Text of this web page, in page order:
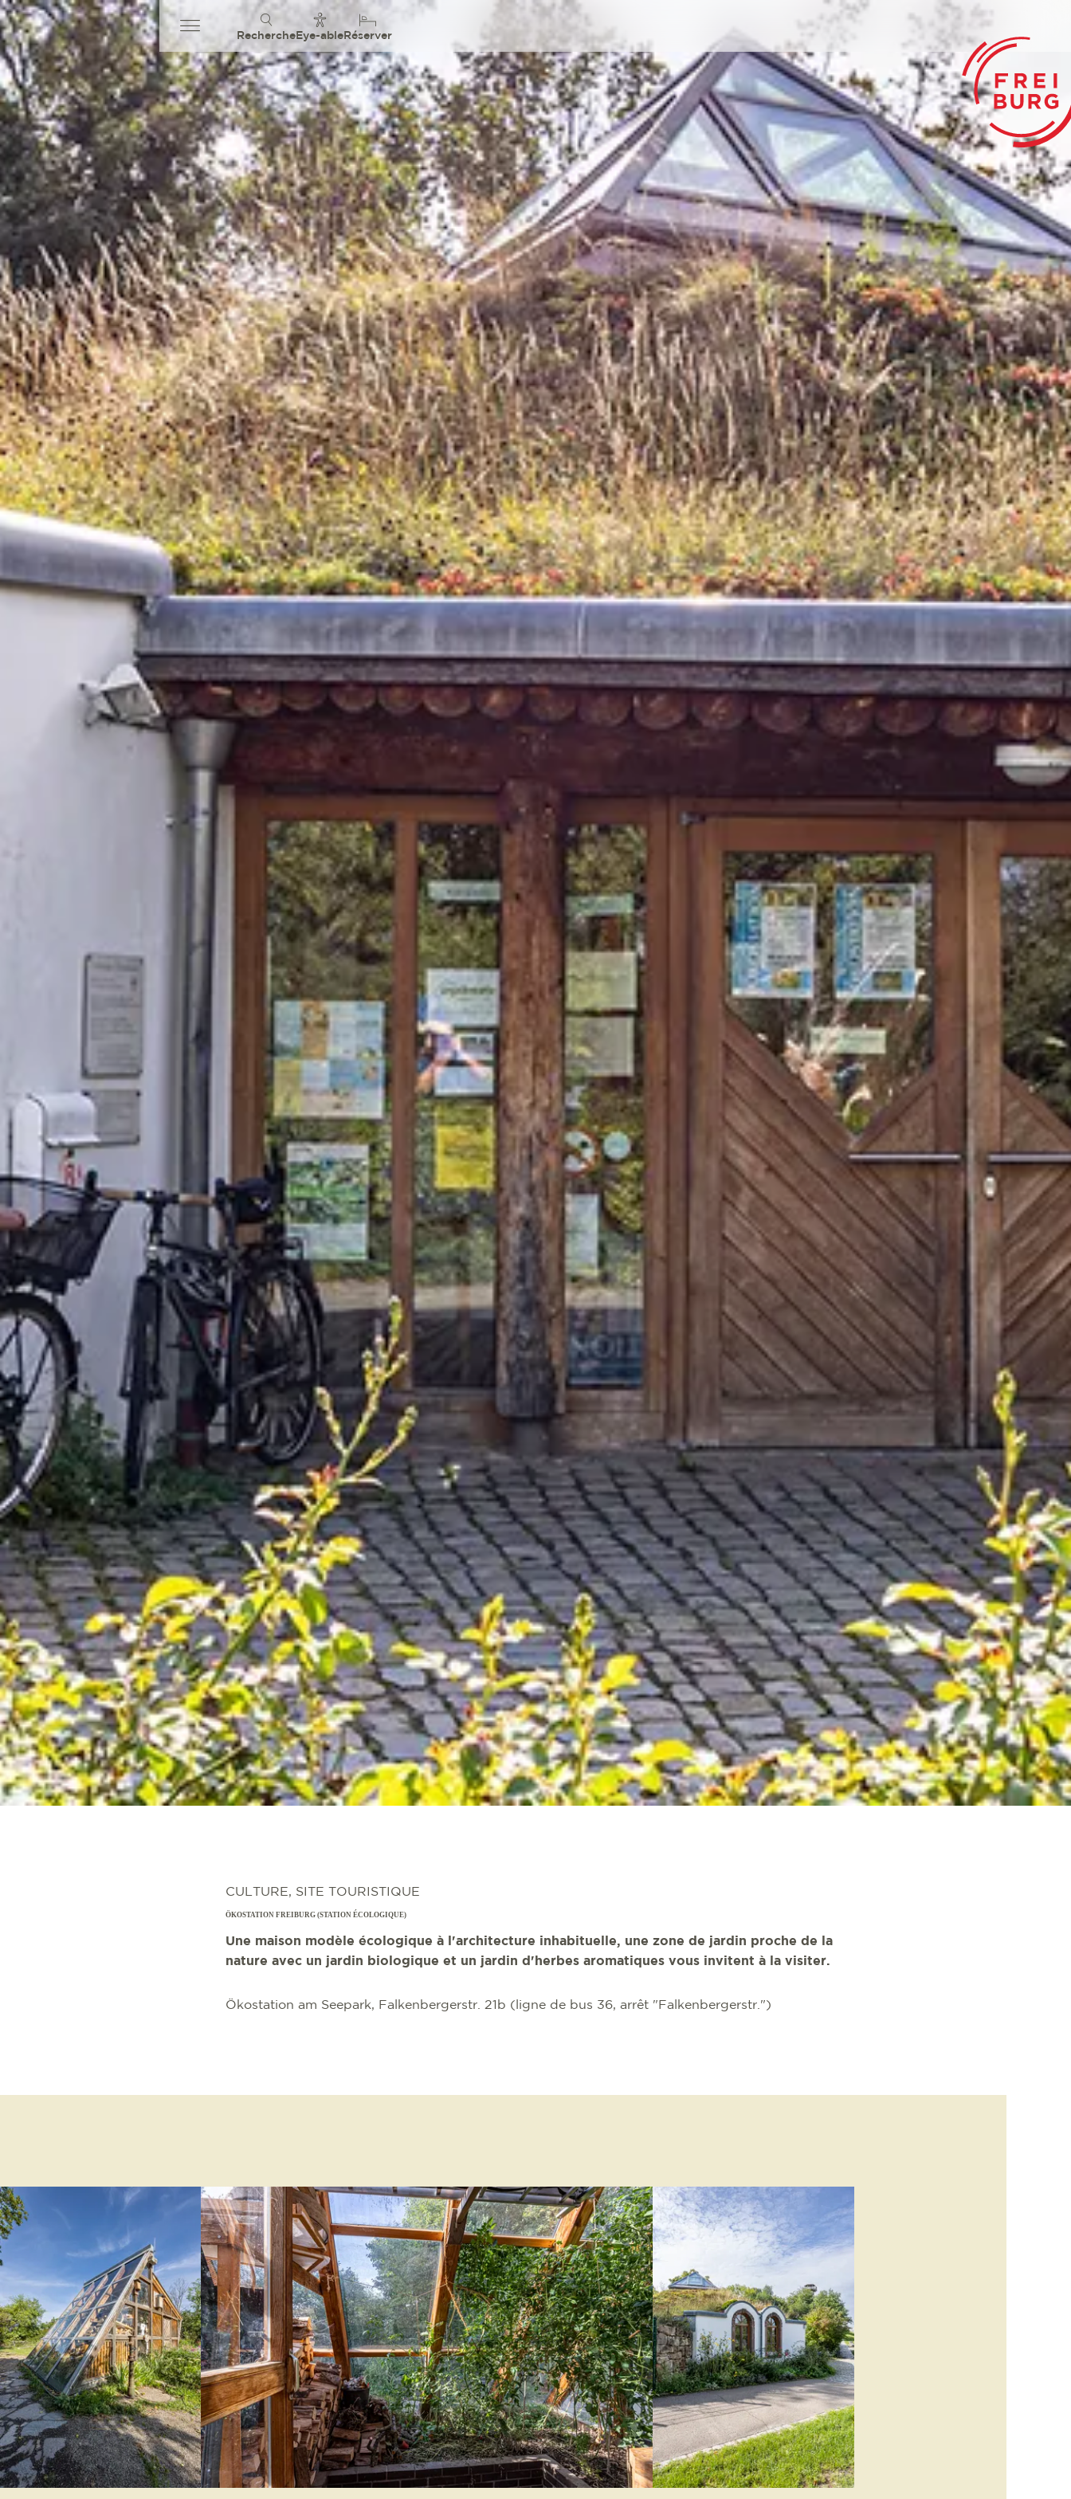
Recherche Eye-able Réserver
CULTURE, SITE TOURISTIQUE
ÖKOSTATION FREIBURG (STATION ÉCOLOGIQUE)
Une maison modèle écologique à l'architecture inhabituelle, une zone de jardin proche de la
nature avec un jardin biologique et un jardin d'herbes aromatiques vous invitent à la visiter.
Ökostation am Seepark, Falkenbergerstr. 21b (ligne de bus 36, arrêt "Falkenbergerstr.")